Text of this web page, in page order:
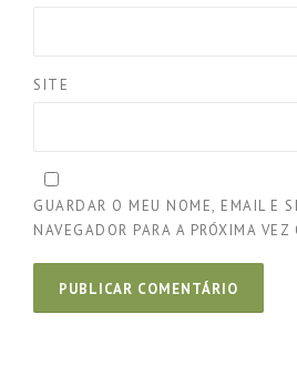
SITE
GUARDAR O MEU NOME, EMAIL E
NAVEGADOR PARA A PRÓXIMA